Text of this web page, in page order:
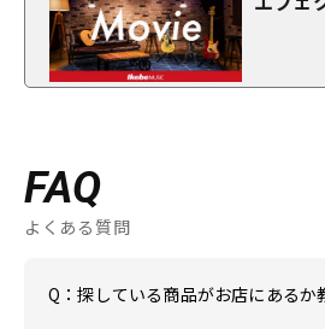
FAQ
よくある質問
Q：探している商品がお店にあるか